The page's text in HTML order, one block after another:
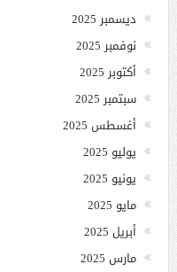
ديسمبر 2025
نوفمبر 2025
أكتوبر 2025
سبتمبر 2025
أغسطس 2025
يوليو 2025
يونيو 2025
مايو 2025
أبريل 2025
مارس 2025